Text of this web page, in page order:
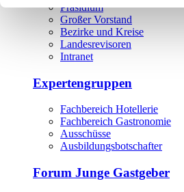
Präsidium
Großer Vorstand
Bezirke und Kreise
Landesrevisoren
Intranet
Expertengruppen
Fachbereich Hotellerie
Fachbereich Gastronomie
Ausschüsse
Ausbildungsbotschafter
Forum Junge Gastgeber